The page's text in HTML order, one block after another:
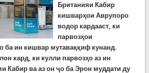
Британияи Кабир
кишварҳои Аврупоро
водор кардааст, ки
парвозҳои
ба ин кишвар мутаваққиф кунанд.
кард, ки кулли парвозҳо аз ин
Кабир ва аз он ҷо ба Эрон муддати ду